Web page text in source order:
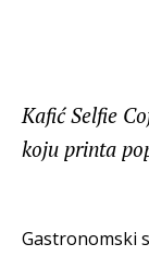
Kafić Selfie
koju printa
Gastronomski